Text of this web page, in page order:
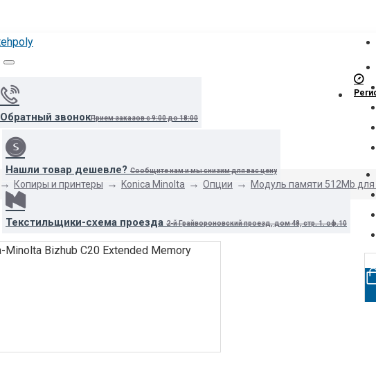
Обратный звонокПрием заказов с 9:00 до 18:00
Нашли товар дешевле? Сообщите нам и мы снизим для вас цену
Текстильщики-схема проезда 2-й Грайвороновский проезд, дом 48, стр. 1. оф.10
Копиры и принтеры Konica Minolta Опции Модуль памяти 512Mb